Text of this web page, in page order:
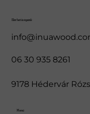
Elérhetőségeink
06 30 935 8261
9178 Hédervár
Menü